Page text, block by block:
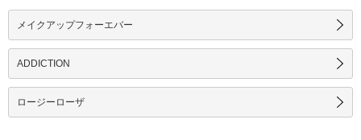
メイクアップフォーエバー
ADDICTION
ロージーローザ